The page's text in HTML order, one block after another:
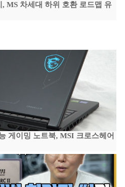
MS 차세대 하위 호환 로드맵 유
게이밍 노트북, MSI 크로스헤어